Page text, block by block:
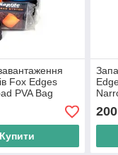
Fox Edges
PVA Bag
x 120mm
Купити
200